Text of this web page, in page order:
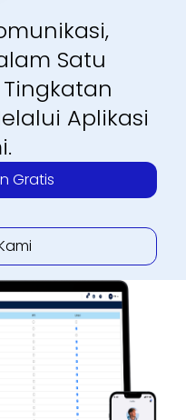
Satu
Aplikasi
Gratis